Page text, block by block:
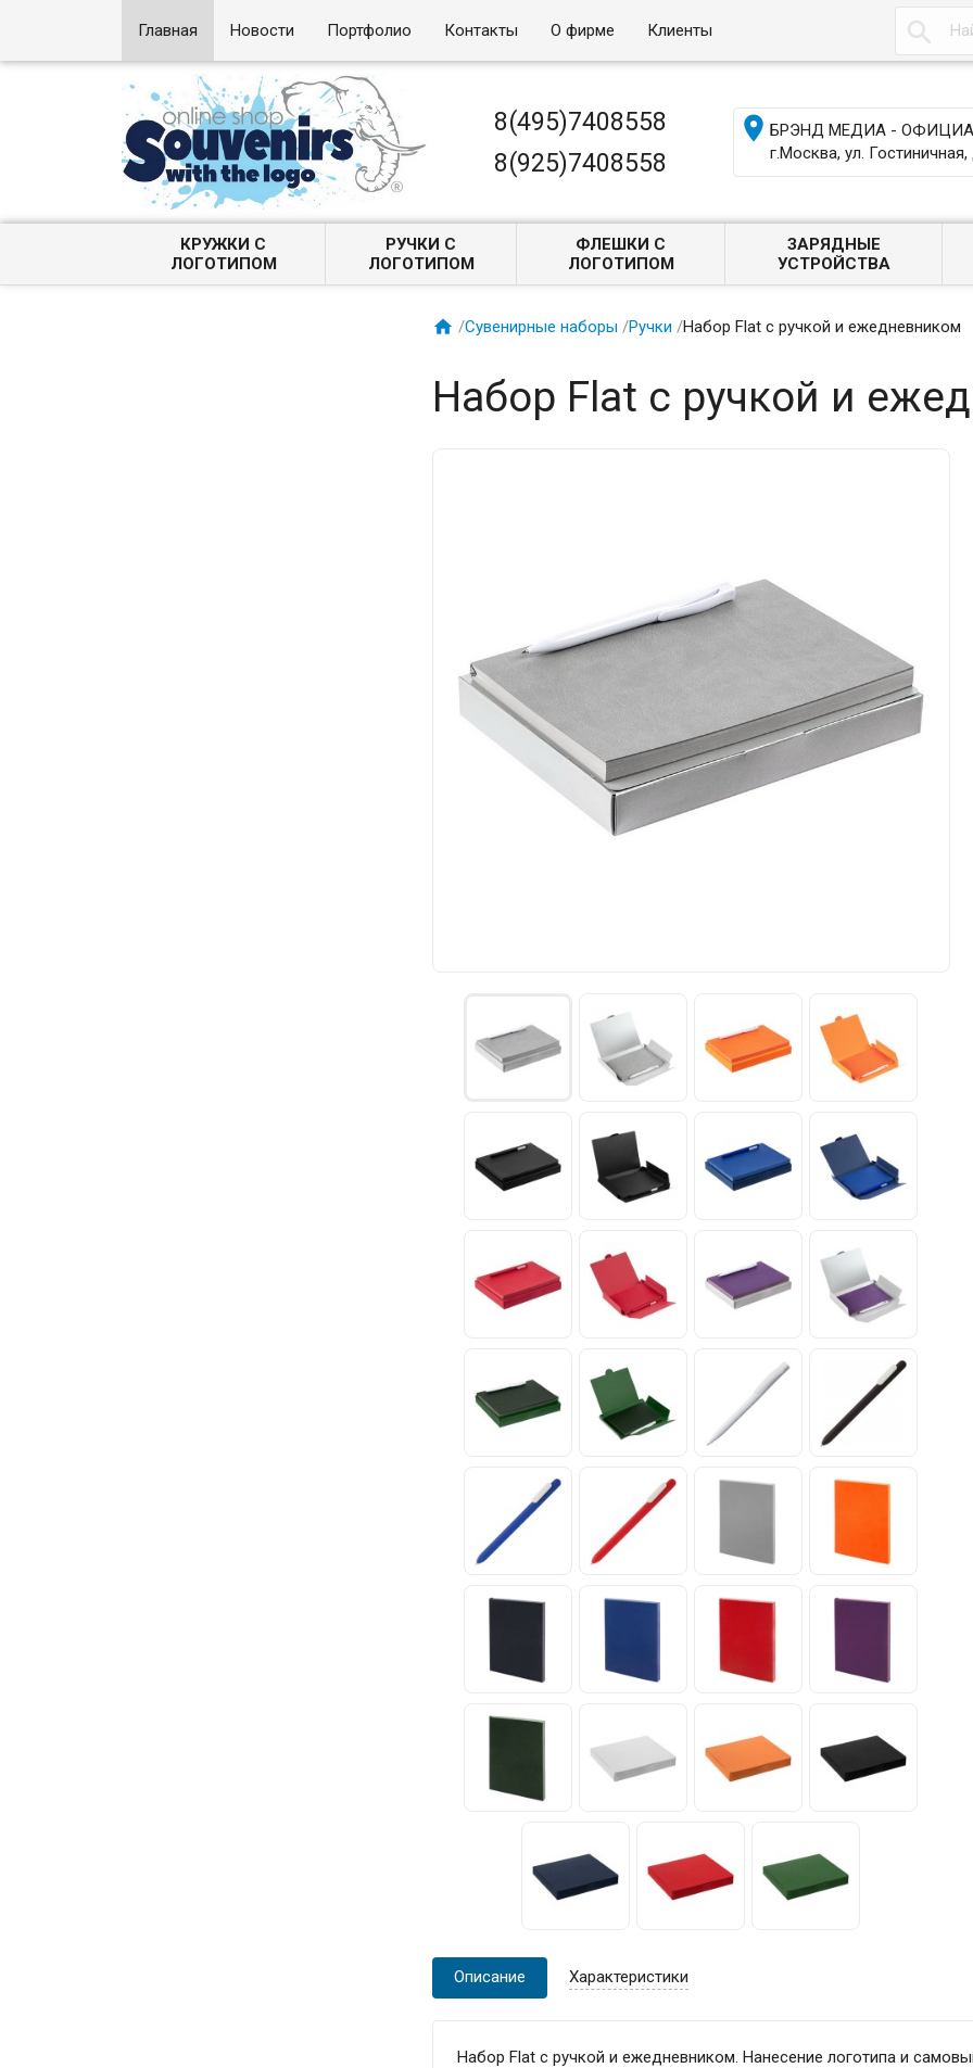
Главная Новости Портфолио Контакты О фирме Клиенты 
8(495)7408558
8(925)7408558
БРЭНД МЕДИА -
г.Москва, ул.
КРУЖКИ С
ЛОГОТИПОМ
РУЧКИ С
ЛОГОТИПОМ
ФЛЕШКИ С
ЛОГОТИПОМ
ЗАРЯДНЫЕ
УСТРОЙСТВА
 /Сувенирные наборы /Ручки /Набор Flat с ручкой и ежедневником
Набор Flat с ручкой и
Описание Характеристики
Набор Flat с ручкой и ежедневником. Нанесение логотипа и